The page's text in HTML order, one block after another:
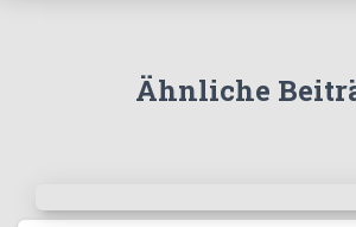
Ähnliche